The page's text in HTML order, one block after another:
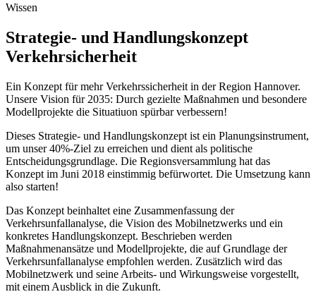
Wissen
Strategie- und Handlungskonzept
Verkehrsicherheit
Ein Konzept für mehr Verkehrssicherheit in der Region Hannover.
Unsere Vision für 2035: Durch gezielte Maßnahmen und besondere
Modellprojekte die Situatiuon spürbar verbessern!
Dieses Strategie- und Handlungskonzept ist ein Planungsinstrument,
um unser 40%-Ziel zu erreichen und dient als politische
Entscheidungsgrundlage. Die Regionsversammlung hat das
Konzept im Juni 2018 einstimmig befürwortet. Die Umsetzung kann
also starten!
Das Konzept beinhaltet eine Zusammenfassung der
Verkehrsunfallanalyse, die Vision des Mobilnetzwerks und ein
konkretes Handlungskonzept. Beschrieben werden
Maßnahmenansätze und Modellprojekte, die auf Grundlage der
Verkehrsunfallanalyse empfohlen werden. Zusätzlich wird das
Mobilnetzwerk und seine Arbeits- und Wirkungsweise vorgestellt,
mit einem Ausblick in die Zukunft.